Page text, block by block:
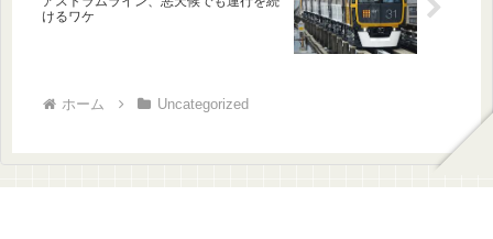
けるワケ
ホーム Uncategorized